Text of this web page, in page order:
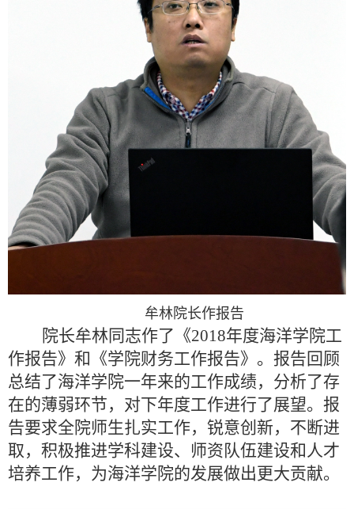
牟林院长作报告
院长牟林同志作了《2018年度海洋学院工
作报告》和《学院财务工作报告》。报告回顾
总结了海洋学院一年来的工作成绩，分析了存
在的薄弱环节，对下年度工作进行了展望。报
告要求全院师生扎实工作，锐意创新，不断进
取， 积极推进学科建设、师资队伍建设和人才
培养工作， 为海洋学院的发展做出更大贡献。